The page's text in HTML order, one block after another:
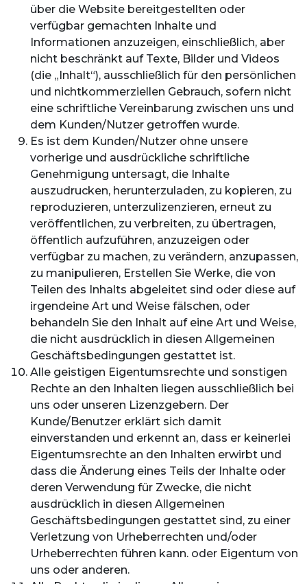
über die Website bereitgestellten oder
verfügbar gemachten Inhalte und
Informationen anzuzeigen, einschließlich, aber
nicht beschränkt auf Texte, Bilder und Videos
(die „Inhalt“), ausschließlich für den persönlichen
und nichtkommerziellen Gebrauch, sofern nicht
eine schriftliche Vereinbarung zwischen uns und
dem Kunden/Nutzer getroffen wurde.
Es ist dem Kunden/Nutzer ohne unsere
vorherige und ausdrückliche schriftliche
Genehmigung untersagt, die Inhalte
auszudrucken, herunterzuladen, zu kopieren, zu
reproduzieren, unterzulizenzieren, erneut zu
veröffentlichen, zu verbreiten, zu übertragen,
öffentlich aufzuführen, anzuzeigen oder
verfügbar zu machen, zu verändern, anzupassen,
zu manipulieren, Erstellen Sie Werke, die von
Teilen des Inhalts abgeleitet sind oder diese auf
irgendeine Art und Weise fälschen, oder
behandeln Sie den Inhalt auf eine Art und Weise,
die nicht ausdrücklich in diesen Allgemeinen
Geschäftsbedingungen gestattet ist.
Alle geistigen Eigentumsrechte und sonstigen
Rechte an den Inhalten liegen ausschließlich bei
uns oder unseren Lizenzgebern. Der
Kunde/Benutzer erklärt sich damit
einverstanden und erkennt an, dass er keinerlei
Eigentumsrechte an den Inhalten erwirbt und
dass die Änderung eines Teils der Inhalte oder
deren Verwendung für Zwecke, die nicht
ausdrücklich in diesen Allgemeinen
Geschäftsbedingungen gestattet sind, zu einer
Verletzung von Urheberrechten und/oder
Urheberrechten führen kann. oder Eigentum von
uns oder anderen.